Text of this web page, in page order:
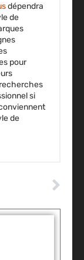
dépendra
de
pour
si
de